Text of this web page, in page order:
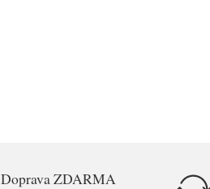
Doprava ZDARMA